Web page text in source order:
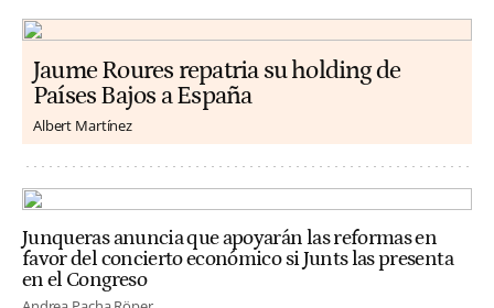
Jaume Roures repatria su holding de
Países Bajos a España
Albert Martínez
Junqueras anuncia que apoyarán las reformas en
favor del concierto económico si Junts las presenta
en el Congreso